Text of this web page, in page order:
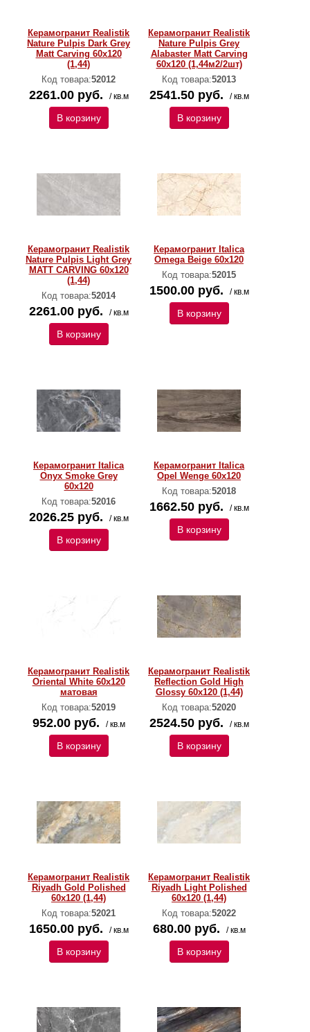
Керамогранит Realistik
Nature Pulpis Dark Grey
Matt Carving 60x120
(1,44)
Код товара:52012
2261.00 руб. / кв.м
В корзину
Керамогранит Realistik
Nature Pulpis Grey
Alabaster Matt Carving
60x120 (1,44м2/2шт)
Код товара:52013
2541.50 руб. / кв.м
В корзину
Керамогранит Realistik
Nature Pulpis Light Grey
MATT CARVING 60х120
(1,44)
Код товара:52014
2261.00 руб. / кв.м
В корзину
Керамогранит Italica
Omega Beige 60x120
Код товара:52015
1500.00 руб. / кв.м
В корзину
Керамогранит Italica
Onyx Smoke Grey
60x120
Код товара:52016
2026.25 руб. / кв.м
В корзину
Керамогранит Italica
Opel Wenge 60x120
Код товара:52018
1662.50 руб. / кв.м
В корзину
Керамогранит Realistik
Oriental White 60x120
матовая
Код товара:52019
952.00 руб. / кв.м
В корзину
Керамогранит Realistik
Reflection Gold High
Glossy 60x120 (1,44)
Код товара:52020
2524.50 руб. / кв.м
В корзину
Керамогранит Realistik
Riyadh Gold Polished
60x120 (1,44)
Код товара:52021
1650.00 руб. / кв.м
В корзину
Керамогранит Realistik
Riyadh Light Polished
60x120 (1,44)
Код товара:52022
680.00 руб. / кв.м
В корзину